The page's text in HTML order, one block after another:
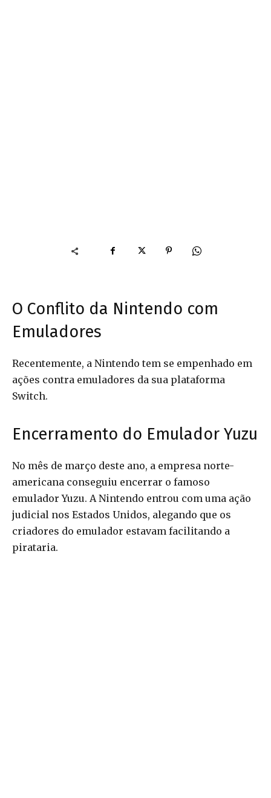
O Conflito da Nintendo com
Emuladores
Recentemente, a Nintendo tem se empenhado em
ações contra emuladores da sua plataforma
Switch.
Encerramento do Emulador Yuzu
No mês de março deste ano, a empresa norte-
americana conseguiu encerrar o famoso
emulador Yuzu. A Nintendo entrou com uma ação
judicial nos Estados Unidos, alegando que os
criadores do emulador estavam facilitando a
pirataria.